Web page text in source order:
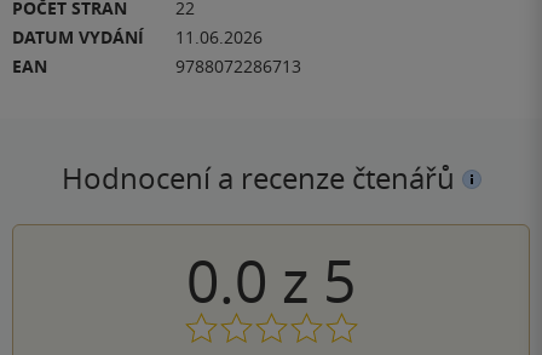
POČET STRAN
22
DATUM VYDÁNÍ
11.06.2026
EAN
9788072286713
Hodnocení a recenze čtenářů
0.0 z 5